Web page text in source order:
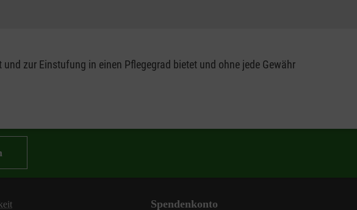
zur Einstufung in einen Pflegegrad bietet und ohne jede Gewähr
Spendenkonto